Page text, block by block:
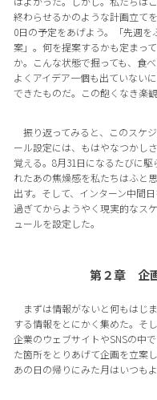
終わらせるかのような計画立て
0日の予定をあげよう。「先週
案」。何を提案するかも定まっ
か。こんな状態で掘っても、食
よくアイデア一個も出ていない
できたものだ。この飽くなき楽
振り返ってみると、このスケジ
ール設定には、もはやなつかし
覚える。8月31日になるたびに駆
れたあの焦燥感を私たちはふと
出す。そして、インターン中間
過ぎてからようやく現実的なス
ュールを設定した。
第２章 企
まずは情報がないと何もはじ
する情報をとにかく集めた。そ
企業のウェブサイトやSNSの中
た箇所をとりあげて企画を立案
あの日の帰りにみた月はいつも